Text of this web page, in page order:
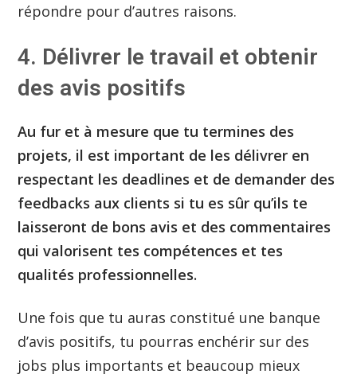
répondre pour d’autres raisons.
4. Délivrer le travail et obtenir
des avis positifs
Au fur et à mesure que tu termines des
projets, il est important de les délivrer en
respectant les deadlines et de demander des
feedbacks aux clients si tu es sûr qu’ils te
laisseront de bons avis et des commentaires
qui valorisent tes compétences et tes
qualités professionnelles.
Une fois que tu auras constitué une banque
d’avis positifs, tu pourras enchérir sur des
jobs plus importants et beaucoup mieux